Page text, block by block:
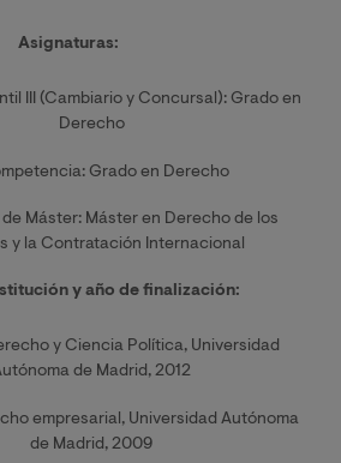
Asignaturas:
III (Cambiario y Concursal): Grado en
Derecho
Grado en Derecho
de Máster: Máster en Derecho de los
y la Contratación Internacional
y año de finalización:
y Ciencia Política, Universidad
de Madrid, 2012
empresarial, Universidad Autónoma
de Madrid, 2009